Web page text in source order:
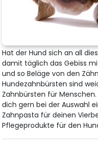
Hat der Hund sich an all
damit täglich das Gebiss
und so Beläge von den
Hundezahnbürsten sind
Zahnbürsten für
dich gern bei der Auswahl
Zahnpasta für deinen
Pflegeprodukte für den